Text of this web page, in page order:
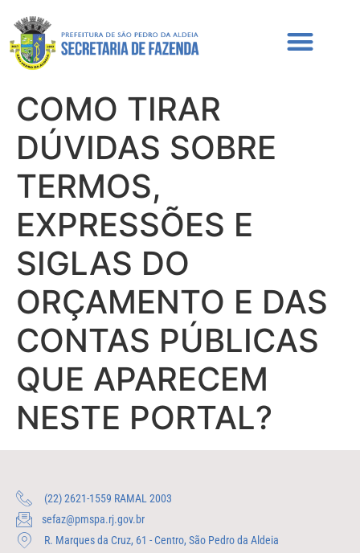
COMO TIRAR
DÚVIDAS SOBRE
TERMOS,
EXPRESSÕES E
SIGLAS DO
ORÇAMENTO E DAS
CONTAS PÚBLICAS
QUE APARECEM
NESTE PORTAL?
(22) 2621-1559 RAMAL 2003
sefaz@pmspa.rj.gov.br
R. Marques da Cruz, 61 - Centro, São Pedro da Aldeia